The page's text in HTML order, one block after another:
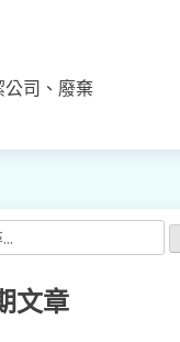
司、廢棄
文章